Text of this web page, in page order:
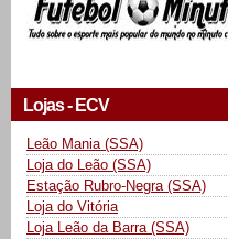
Lojas - ECV
Leão Mania (SSA)
Loja do Leão (SSA)
Estação Rubro-Negra (SSA)
Loja do Vitória
Loja Leão da Barra (SSA)